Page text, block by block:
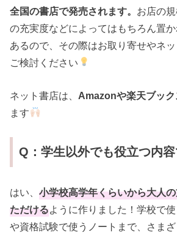
全国の書店で発売されます。 お店の
の充実度などによってはもちろん置
あるので、その際はお取り寄せやネ
ご検討ください
ネット書店は、 Amazonや楽天ブッ
ます
Q：学生以外でも役立つ内
はい、小学校高学年くらいから大人
ただける ように作りました！学校で
や資格試験で使うノートまで、さま